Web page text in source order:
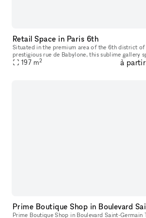
Retail Space in Paris 6th
Situated in the premium area of the 6th district of
prestigious rue de Babylone, this sublime gallery
location for brands to host an Art Event or Pop-
197 m2 à
Prime Boutique Shop in Boulevard
Prime Boutique Shop in Boulevard Saint-Germain Total Size: 36 sqm